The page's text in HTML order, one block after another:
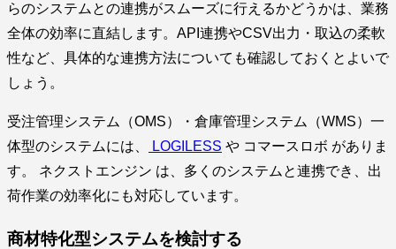
らのシステムとの連携がスムーズに行えるかどうかは、業務
全体の効率に直結します。API連携やCSV出力・取込の柔軟
性など、具体的な連携方法についても確認しておくとよいで
しょう。
受注管理システム（OMS）・倉庫管理システム（WMS）一
体型のシステムには、
LOGILESS や コマースロボ がありま
す。 ネクストエンジン は、多くのシステムと連携でき、出
荷作業の効率化にも対応しています。
商材特化型システムを検討する